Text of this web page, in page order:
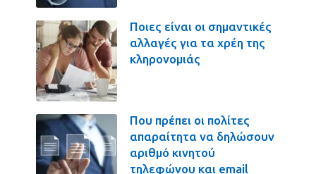
Ποιες είναι οι σημαντικές
αλλαγές για τα χρέη της
κληρονομιάς
Που πρέπει οι πολίτες
απαραίτητα να δηλώσουν
αριθμό κινητού
τηλεφώνου και email